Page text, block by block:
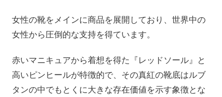
女性の靴をメインに商品を展開しており、世界中の
女性から圧倒的な支持を得ています。
赤いマニキュアから着想を得た『レッドソール』と
高いピンヒールが特徴的で、その真紅の靴底はルブ
タンの中でもとくに大きな存在価値を示す象徴とな